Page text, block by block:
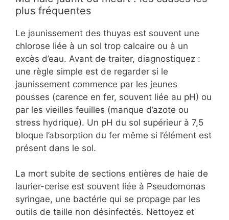
plus fréquentes
Le jaunissement des thuyas est souvent une
chlorose liée à un sol trop calcaire ou à un
excès d’eau. Avant de traiter, diagnostiquez :
une règle simple est de regarder si le
jaunissement commence par les jeunes
pousses (carence en fer, souvent liée au pH) ou
par les vieilles feuilles (manque d’azote ou
stress hydrique). Un pH du sol supérieur à 7,5
bloque l’absorption du fer même si l’élément est
présent dans le sol.
La mort subite de sections entières de haie de
laurier-cerise est souvent liée à Pseudomonas
syringae, une bactérie qui se propage par les
outils de taille non désinfectés. Nettoyez et